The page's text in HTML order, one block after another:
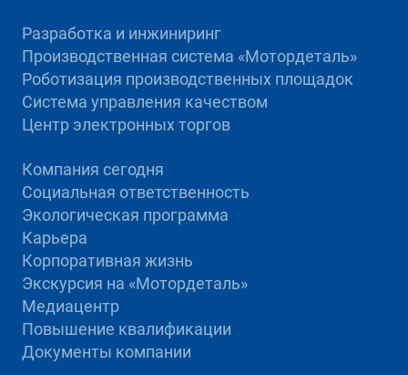
Разработка и инжиниринг
Производственная система «Mотордеталь»
Роботизация производственных площадок
Система управления качеством
Центр электронных торгов
Компания сегодня
Социальная ответственность
Экологическая программа
Карьера
Корпоративная жизнь
Экскурсия на «Мотордеталь»
Медиацентр
Повышение квалификации
Документы компании